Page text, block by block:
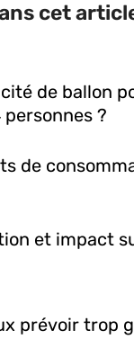
cet
de ballon
?
de
et impact
prévoir trop